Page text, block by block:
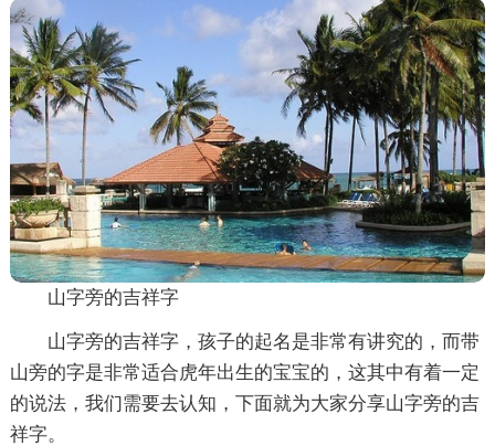
山字旁的吉祥字
山字旁的吉祥字，孩子的起名是非常有讲究的，而带
山旁的字是非常适合虎年出生的宝宝的，这其中有着一定
的说法，我们需要去认知，下面就为大家分享山字旁的吉
祥字。